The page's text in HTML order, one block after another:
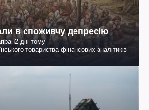
в споживчу депресію
2 дні тому
товариства фінансових аналітиків